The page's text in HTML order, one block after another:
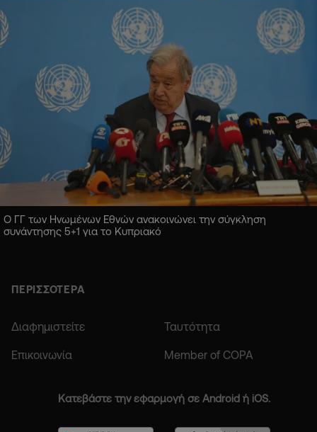
Ο ΓΓ των Ηνωμένων Εθνών ανακοινώνει την σύγκληση
συνάντησης 5+1 για το Κυπριακό
ΠΕΡΙΣΣΟΤΕΡΑ
Διαφημιστείτε Ταυτότητα
Επικοινωνία Member of COPA
Κατεβάστε την εφαρμογή σε Android ή iOS.